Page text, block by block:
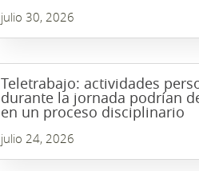
julio 30, 2026
Teletrabajo: actividades
durante la jornada podrían
en un proceso disciplinario
julio 24, 2026